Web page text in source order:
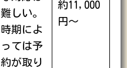
難しい。
時期によ
っては予
約が取り
約11,000
円〜